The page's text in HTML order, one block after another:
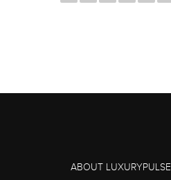
ABOUT LUXURYPULSE